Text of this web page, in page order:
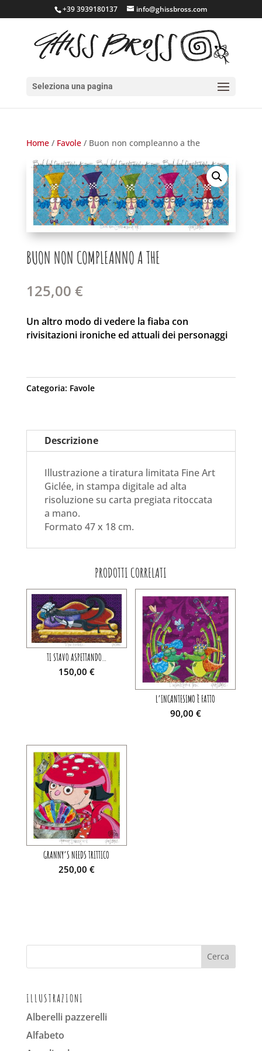
+39 3939180137 info@ghissbross.com
Seleziona una pagina
Home/ Favole/ Buon non compleanno a the
BUON NON COMPLEANNO A THE
125,00 €
Un altro modo di vedere la fiaba con
rivisitazioni ironiche ed attuali dei personaggi
Categoria: Favole
Descrizione
Illustrazione a tiratura limitata Fine Art
Giclée, in stampa digitale ad alta
risoluzione su carta pregiata ritoccata
a mano.
Formato 47 x 18 cm.
PRODOTTI CORRELATI
TI STAVO ASPETTANDO…
150,00 €
L’INCANTESIMO È FATTO
90,00 €
GRANNY’S NEEDS TRITTICO
250,00 €
ILLUSTRAZIONI
Alberelli pazzerelli
Alfabeto